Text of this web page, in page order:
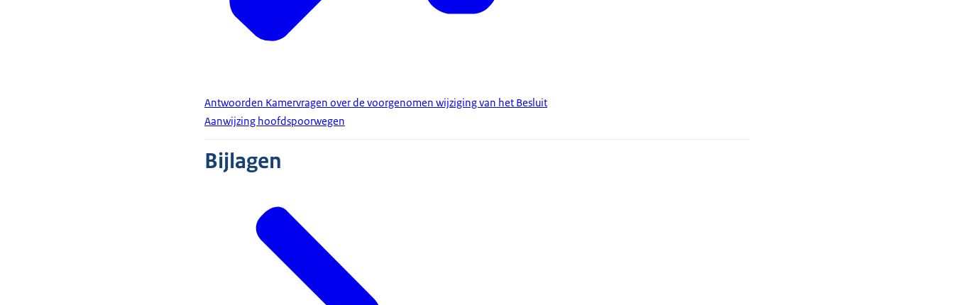
Antwoorden Kamervragen over de voorgenomen wijziging van het Besluit
Aanwijzing hoofdspoorwegen
Bijlagen